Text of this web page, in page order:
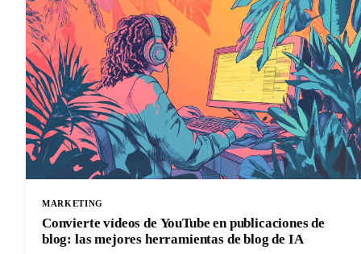
MARKETING
Convierte vídeos de YouTube en publicaciones de
blog: las mejores herramientas de blog de IA